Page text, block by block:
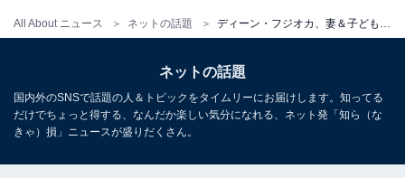
All About ニュース ネットの話題
ネットの話題
国内外のSNSで話題の人＆トピックをタイムリーにお届けします。知ってる
だけでちょっと得する、なんだか楽しい気分になれる、ネット発「知ら（な
きゃ）損」ニュースが盛りだくさん。